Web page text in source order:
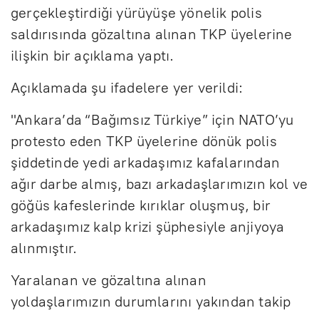
gerçekleştirdiği yürüyüşe yönelik polis
saldırısında gözaltına alınan TKP üyelerine
ilişkin bir açıklama yaptı.
Açıklamada şu ifadelere yer verildi:
"Ankara’da “Bağımsız Türkiye” için NATO’yu
protesto eden TKP üyelerine dönük polis
şiddetinde yedi arkadaşımız kafalarından
ağır darbe almış, bazı arkadaşlarımızın kol ve
göğüs kafeslerinde kırıklar oluşmuş, bir
arkadaşımız kalp krizi şüphesiyle anjiyoya
alınmıştır.
Yaralanan ve gözaltına alınan
yoldaşlarımızın durumlarını yakından takip